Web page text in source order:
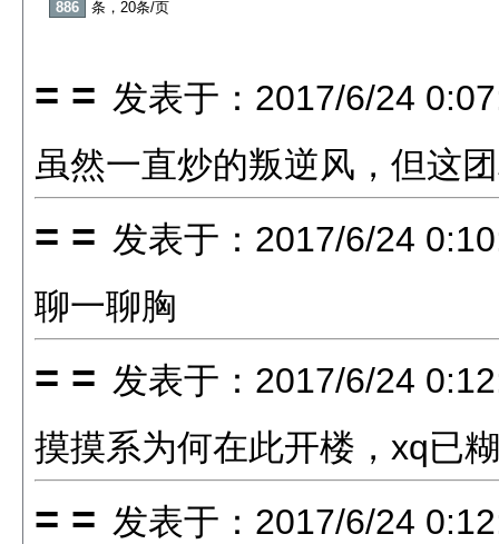
886 条，20条/页
= = 发表于：2017/6/24
虽然一直炒的叛逆风，但这
= = 发表于：2017/6/24
聊一聊胸
= = 发表于：2017/6/24
摸摸系为何在此开楼，xq已糊
= = 发表于：2017/6/24